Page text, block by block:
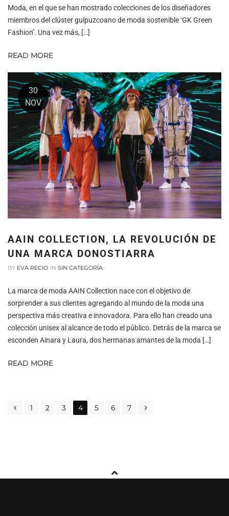
Moda, en el que se han mostrado colecciones de los diseñadores
miembros del clúster guipuzcoano de moda sostenible ‘GK Green
Fashion’. Una vez más, […]
READ MORE
30
NOV
AAIN COLLECTION, LA REVOLUCIÓN DE
UNA MARCA DONOSTIARRA
BY EVA RECIO IN SIN CATEGORÍA
La marca de moda AAIN Collection nace con el objetivo de
sorprender a sus clientes agregando al mundo de la moda una
perspectiva más creativa e innovadora. Para ello han creado una
colección unisex al alcance de todo el público. Detrás de la marca se
esconden Ainara y Laura, dos hermanas amantes de la moda […]
READ MORE
NAVIGATION
1 2 3 4 5 6 7